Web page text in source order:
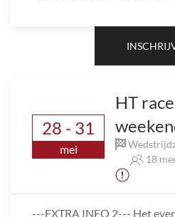
28 - 31
mei
HT
18
---EXTRA INFO 2--- Het